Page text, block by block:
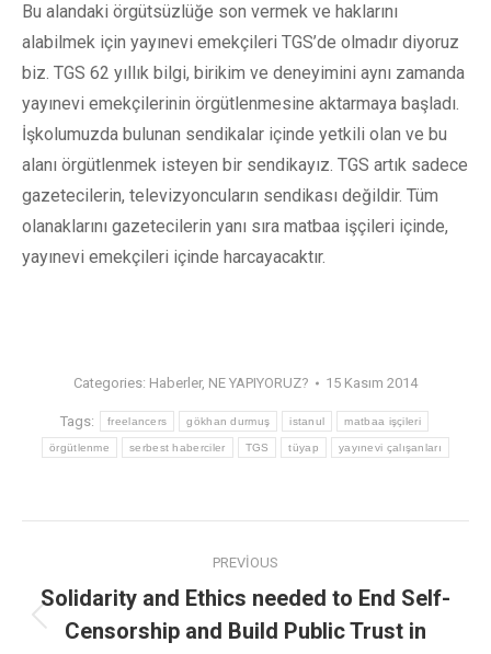
Bu alandaki örgütsüzlüğe son vermek ve haklarını
alabilmek için yayınevi emekçileri TGS’de olmadır diyoruz
biz. TGS 62 yıllık bilgi, birikim ve deneyimini aynı zamanda
yayınevi emekçilerinin örgütlenmesine aktarmaya başladı.
İşkolumuzda bulunan sendikalar içinde yetkili olan ve bu
alanı örgütlenmek isteyen bir sendikayız. TGS artık sadece
gazetecilerin, televizyoncuların sendikası değildir. Tüm
olanaklarını gazetecilerin yanı sıra matbaa işçileri içinde,
yayınevi emekçileri içinde harcayacaktır.
Categories: Haberler, NE YAPIYORUZ? 15 Kasım 2014
Tags: freelancers gökhan durmuş istanul matbaa işçileri
örgütlenme serbest haberciler TGS tüyap yayınevi çalışanları
PREVIOUS
Solidarity and Ethics needed to End Self-
Censorship and Build Public Trust in